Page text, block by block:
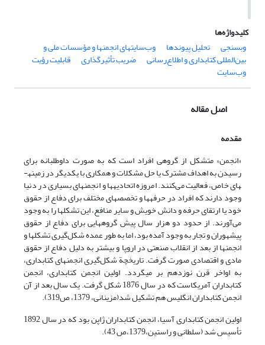
کلیدواژه‌ها
وب­سنجی
تحلیل پیوندها وب‌سایتهای انجمنها و مؤسسات ملی و
بین‌المللی کتابداری و اطلاع‌رسانی ضریب تأثیرگذاری قابلیت رؤیت
وب‌سایت
اصل مقاله
مقدمه
«انجمن» متشکل از گروهی افراد است که به صورت داوطلبانه برای
رسیدن به اهداف مشترک یا حل مشکلات و همکاری با یکدیگر در زمینه­
های خاص، فعالیت می‌‌کنند. امروزه اتحادیه­ها و انجمنهای بسیاری در دنیا
وجود دارند که افراد در حرفه­ها و تخصصهای مختلف برای دفاع از حقوق
خود یا ارتقای حرفه و دانش خویش و سایر منافع، این تشکلها را به وجود
می‌آورند. از حدود دو هزار سال پیش گروههایی برای دفاع از حقوق
پیشه­وران و تجار به وجود آمده بود، اما به طور عمده شکل‌گیری تشکلها و
انجمنها از بعد از انقلاب صنعتی در اروپا و بیشتر به دلیل دفاع از حقوق
مادی و اقتصادی صورت گرفت. تاریخچة شکل‌گیری انجمنهای کتابداری،
به اواخر قرن نوزدهم بر می­گردد. اولین انجمن کتابداری، انجمن
کتابداران آمریکاست که در سال 1876 شکل گرفت. یک سال بعد از آن
انجمن کتابداران انگلیس هم تشکیل شد(مزینانی، 1379، ص319).
اولین انجمن کتابداری آسیا، انجمن کتابداران ژاپن بود که در سال 1892
تأسیس شد (سلطانی و راستین،1379،ص 43).